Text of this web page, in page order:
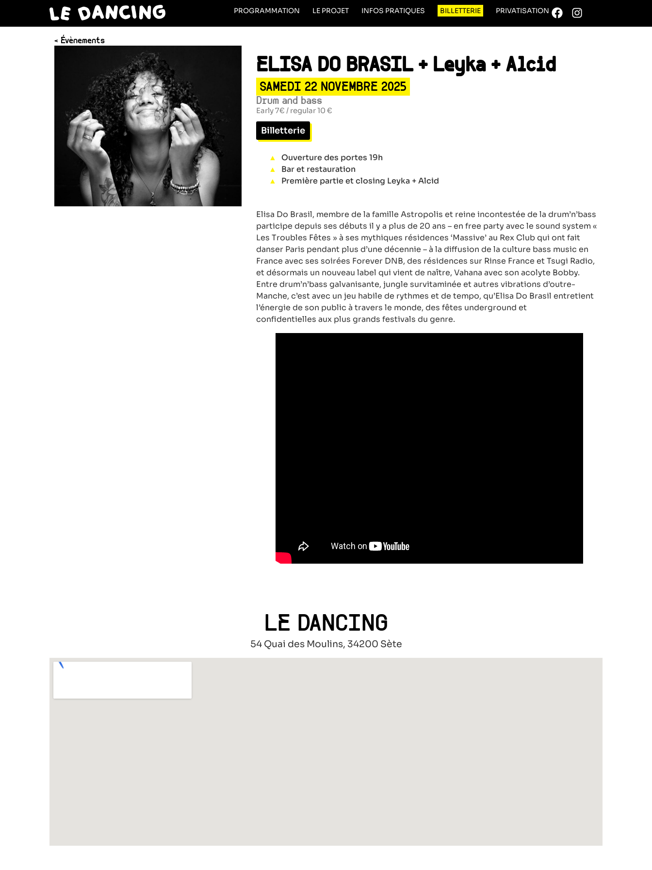
PROGRAMMATION LE PROJET INFOS PRATIQUES BILLETTERIE PRIVATISATION
< Évènements
ELISA DO BRASIL + Leyka + Alcid
SAMEDI 22 NOVEMBRE 2025
Drum and bass
Early 7€ / regular 10 €
Billetterie
Ouverture des portes 19h
Bar et restauration
Première partie et closing Leyka + Alcid
Elisa Do Brasil, membre de la famille Astropolis et reine incontestée de la drum’n’bass
participe depuis ses débuts il y a plus de 20 ans – en free party avec le sound system «
Les Troubles Fêtes » à ses mythiques résidences ‘Massive’ au Rex Club qui ont fait
danser Paris pendant plus d’une décennie – à la diffusion de la culture bass music en
France avec ses soirées Forever DNB, des résidences sur Rinse France et Tsugi Radio,
et désormais un nouveau label qui vient de naître, Vahana avec son acolyte Bobby.
Entre drum’n’bass galvanisante, jungle survitaminée et autres vibrations d’outre-
Manche, c’est avec un jeu habile de rythmes et de tempo, qu’Elisa Do Brasil entretient
l’énergie de son public à travers le monde, des fêtes underground et
confidentielles aux plus grands festivals du genre.
LE DANCING
54 Quai des Moulins, 34200 Sète